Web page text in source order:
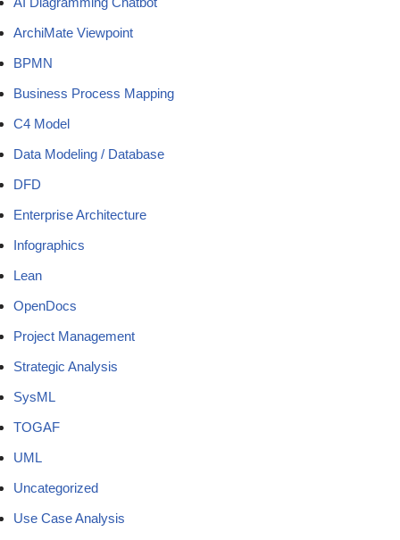
ArchiMate Viewpoint
BPMN
Business Process Mapping
C4 Model
Data Modeling / Database
DFD
Enterprise Architecture
Infographics
Lean
OpenDocs
Project Management
Strategic Analysis
SysML
TOGAF
UML
Uncategorized
Use Case Analysis